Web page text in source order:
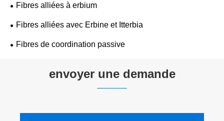
Fibres alliées à erbium
Fibres alliées avec Erbine et Itterbia
Fibres de coordination passive
envoyer une demande